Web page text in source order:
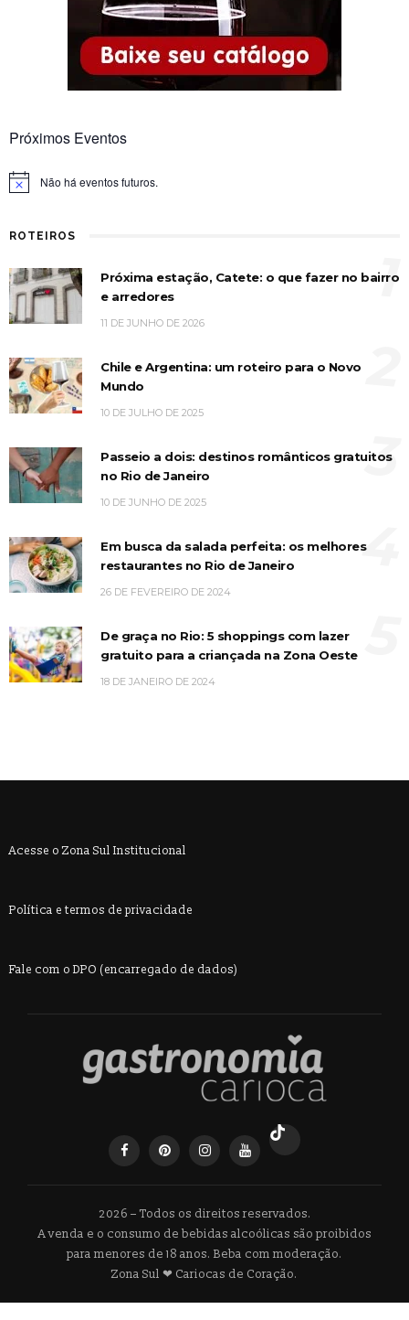
Próximos Eventos
Notice Não há eventos futuros.
ROTEIROS
Próxima estação, Catete: o que fazer no bairro
e arredores
11 DE JUNHO DE 2026
1
Chile e Argentina: um roteiro para o Novo
Mundo
10 DE JULHO DE 2025
Passeio a dois: destinos românticos gratuitos
no Rio de Janeiro
10 DE JUNHO DE 2025
3
Em busca da salada perfeita: os melhores
restaurantes no Rio de Janeiro
26 DE FEVEREIRO DE 2024
4
De graça no Rio: 5 shoppings com lazer
gratuito para a criançada na Zona Oeste
18 DE JANEIRO DE 2024
Acesse o Zona Sul Institucional
Política e termos de privacidade
Fale com o DPO (encarregado de dados)
2026 – Todos os direitos reservados.
A venda e o consumo de bebidas alcoólicas são proibidos
para menores de 18 anos. Beba com moderação.
Zona Sul ❤ Cariocas de Coração.